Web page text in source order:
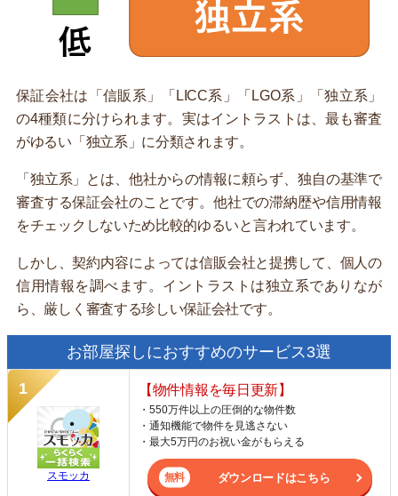
保証会社は「信販系」「LICC系」「LGO系」「独立系」
の4種類に分けられます。実はイントラストは、最も審査
がゆるい「独立系」に分類されます。
「独立系」とは、他社からの情報に頼らず、独自の基準で
審査する保証会社のことです。他社での滞納歴や信用情報
をチェックしないため比較的ゆるいと言われています。
しかし、契約内容によっては信販会社と提携して、個人の
信用情報を調べます。イントラストは独立系でありなが
ら、厳しく審査する珍しい保証会社です。
お部屋探しにおすすめのサービス3選
スモッカ
【物件情報を毎日更新】
・550万件以上の圧倒的な物件数
・通知機能で物件を見逃さない
・最大5万円のお祝い金がもらえる
ダウンロードはこちら